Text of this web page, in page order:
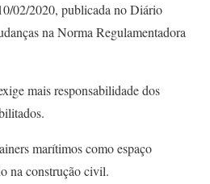
02/2020, publicada no Diário
na Norma Regulamentadora
mais responsabilidade dos
marítimos como espaço
na construção civil.